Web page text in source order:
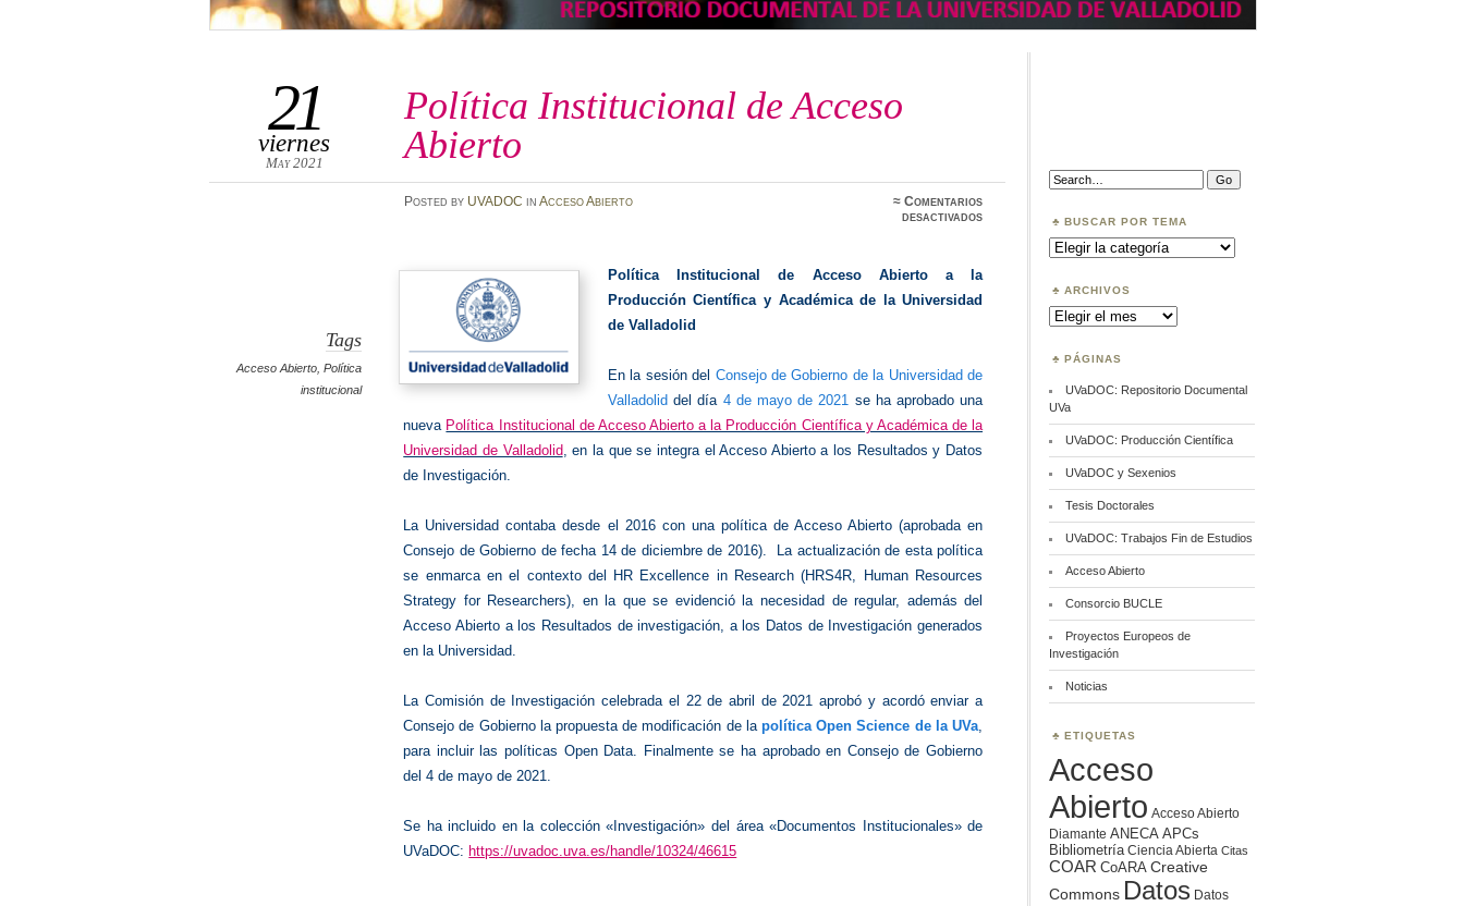
Política Institucional de Acceso
Abierto
21
viernes
May 2021
Posted by UVADOC in Acceso Abierto ≈Comentarios
desactivadosen
Institucional
Acceso
Tags
Acceso Abierto ,Política
institucional
Política Institucional de Acceso Abierto a la
Producción Científica y Académica de la Universidad
de Valladolid
En la sesión del Consejo de Gobierno de la Universidad de
Valladolid del día 4 de mayo de 2021 se ha aprobado una
nueva Política Institucional de Acceso Abierto a la Producción Científica y Académica de la
Universidad de Valladolid, en la que se integra el Acceso Abierto a los Resultados y Datos
de Investigación.
La Universidad contaba desde el 2016 con una política de Acceso Abierto (aprobada en
Consejo de Gobierno de fecha 14 de diciembre de 2016). La actualización de esta política
se enmarca en el contexto del HR Excellence in Research (HRS4R, Human Resources
Strategy for Researchers), en la que se evidenció la necesidad de regular, además del
Acceso Abierto a los Resultados de investigación, a los Datos de Investigación generados
en la Universidad.
La Comisión de Investigación celebrada el 22 de abril de 2021 aprobó y acordó enviar a
Consejo de Gobierno la propuesta de modificación de lapolítica Open Science de la UVa,
para incluir las políticas Open Data. Finalmente se ha aprobado en Consejo de Gobierno
del 4 de mayo de 2021.
Se ha incluido en la colección «Investigación» del área «Documentos Institucionales» de
UVaDOC: https://uvadoc.uva.es/handle/10324/46615
Search:
BUSCAR POR TEMA
Buscar
por
ARCHIVOS
Archivos
PÁGINAS
UVaDOC: Repositorio Documental
UVa
UVaDOC: Producción Científica
UVaDOC y Sexenios
Tesis Doctorales
UVaDOC: Trabajos Fin de Estudios
Acceso Abierto
Consorcio BUCLE
Proyectos Europeos de
Investigación
Noticias
ETIQUETAS
Acceso
Abierto Acceso Abierto
Diamante ANECA APCs
Bibliometría Ciencia Abierta Citas
COAR CoARA Creative
Commons Datos Datos